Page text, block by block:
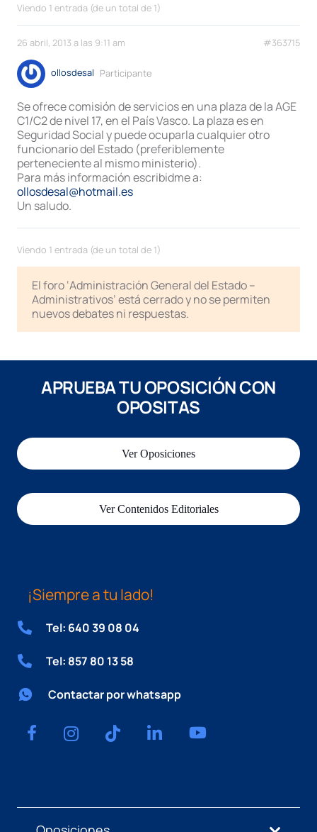
Viendo 1 entrada (de un total de 1)
26 abril, 2013 a las 9:11 am #363715
ollosdesal Participante
Se ofrece comisión de servicios en una plaza de la AGE
C1/C2 de nivel 17, en el País Vasco. La plaza es en
Seguridad Social y puede ocuparla cualquier otro
funcionario del Estado (preferiblemente
perteneciente al mismo ministerio).
Para más información escribidme a:
ollosdesal@hotmail.es
Un saludo.
Viendo 1 entrada (de un total de 1)
El foro ‘Administración General del Estado –
Administrativos’ está cerrado y no se permiten
nuevos debates ni respuestas.
APRUEBA TU OPOSICIÓN CON
OPOSITAS
Ver Oposiciones
Ver Contenidos Editoriales
¡Siempre a tu lado!
Tel: 640 39 08 04
Tel: 857 80 13 58
Contactar por whatsapp